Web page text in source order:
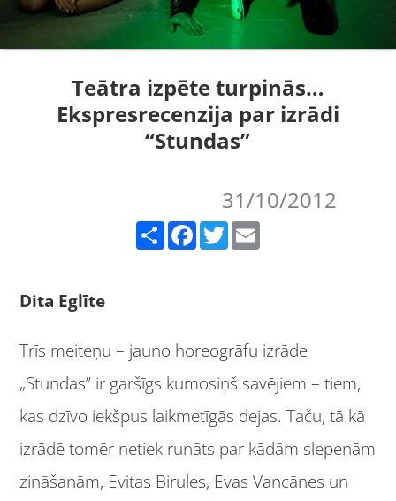
Teātra izpēte turpinās…
Ekspresrecenzija par izrādi
“Stundas”
31/10/2012
Facebook Twitter
Dita Eglīte
Trīs meiteņu – jauno horeogrāfu izrāde
„Stundas” ir garšīgs kumosiņš savējiem – tiem,
kas dzīvo iekšpus laikmetīgās dejas. Taču, tā kā
izrādē tomēr netiek runāts par kādām slepenām
zināšanām, Evitas Birules, Evas Vancānes un